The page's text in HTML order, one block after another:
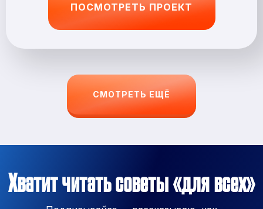
ПОСМОТРЕТЬ ПРОЕКТ
СМОТРЕТЬ ЕЩЁ
Хватит читать советы «для всех»